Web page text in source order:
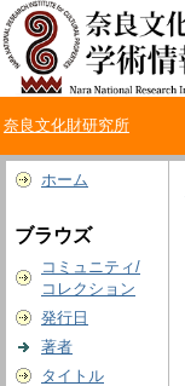
奈良文化財研究所
ホーム
ブラウズ
コミュニティ/
コレクション
発行日
著者
タイトル